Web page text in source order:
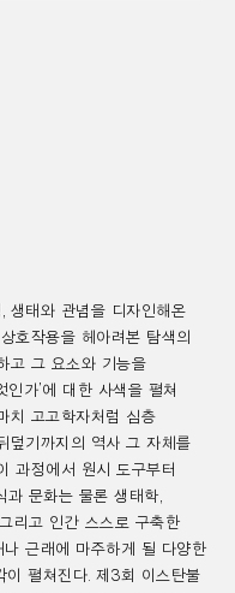
생태와 관념을 디자인해온
호작용을 헤아려본 탐색의
고 그 요소와 기능을
인가’에 대한 사색을 펼쳐
치 고고학자처럼 심층
덮기까지의 역사 그 자체를
과정에서 원시 도구부터
과 문화는 물론 생태학
그리고 인간 스스로 구축한
나 근래에 마주하게 될 다양한
이 펼쳐진다 .제 3회 이스탄불